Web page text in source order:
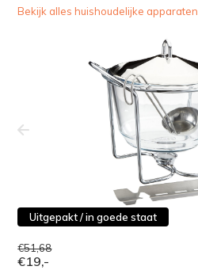
Bekijk alles huishoudelijke apparaten
Uitgepakt / in goede staat
€51,68
€19,-